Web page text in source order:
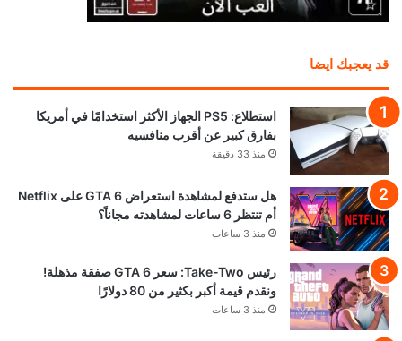
قد يعجبك ايضا
استطلاع: PS5 الجهاز الأكثر استخدامًا في أمريكا
بفارق كبير عن أقرب منافسيه
منذ 33 دقيقة
هل ستدفع لمشاهدة استعراض GTA 6 على Netflix
أم تنتظر 6 ساعات لمشاهدته مجاناً؟
منذ 3 ساعات
رئيس Take-Two: سعر GTA 6 صفقة مذهلة!
ونقدم قيمة أكبر بكثير من 80 دولارًا
منذ 3 ساعات